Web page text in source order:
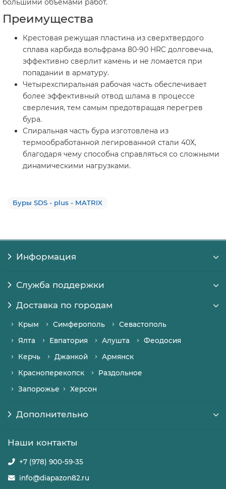
большими объемами работ.
Преимущества
Крестовая режущая пластина из сверхтвердого
сплава карбида вольфрама 80-90 HRC долговечна,
эффективно сверлит камень и не ломается при
попадании в арматуру.
Четырехспиральная рабочая часть обеспечивает
более эффективный отвод шлама в процессе
сверления, тем самым предотвращая перегрев
бура.
Спиральная часть бура изготовлена из
термообработанной легированной стали 40Х,
благодаря чему способна справляться со сложными
динамическими нагрузками.
Буры SDS - plus - MATRIX
Информация
Служба поддержки
Доставка по городам
Крым Симферополь
Севастополь
Ялта
Евпатория Алушта
Феодосия
Керчь
Джанкой
Армянск
Красноперекопск
Раздольное
Запорожье
Херсон
Дополнительно
Наши контакты
+7 (978) 900-59-35
info@diapazon82.ru